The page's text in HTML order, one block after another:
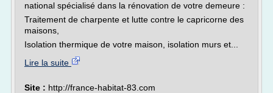
national spécialisé dans la rénovation de votre demeure :
Traitement de charpente et lutte contre le capricorne des
maisons,
Isolation thermique de votre maison, isolation murs et...
Lire la suite
Site : http://france-habitat-83.com